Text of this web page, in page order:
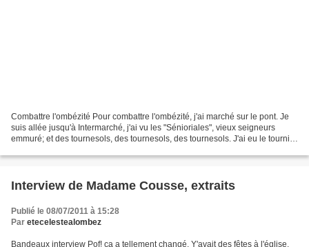
Combattre l'ombézité Pour combattre l'ombézité, j'ai marché sur le pont. Je
suis allée jusqu'à Intermarché, j'ai vu les "Sénioriales", vieux seigneurs
emmuré; et des tournesols, des tournesols, des tournesols. J'ai eu le tournis.
Interview de Madame Cousse, extraits
Publié le 08/07/2011 à 15:28
Par etecelestealombez
Bandeaux interview Pof! ça a tellement changé. Y'avait des fêtes à l'église,